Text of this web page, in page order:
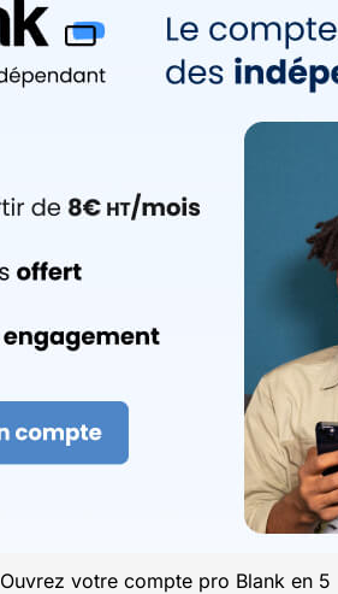
Ouvrez votre compte pro Blank en 5